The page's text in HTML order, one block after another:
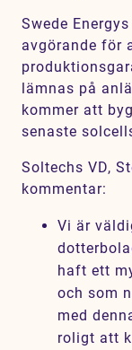
Swede
avgörande för
lämnas på
kommer att
senaste
Soltechs VD,
kommentar:
Vi är
haft ett
och som
med
roligt att